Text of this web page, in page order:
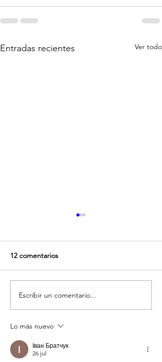
Entradas recientes Ver todo
WoHo systems at the MIT
Paris Symposium
12 comentarios
Escribir un comentario...
Lo más nuevo
Іван Братчук
26 jul